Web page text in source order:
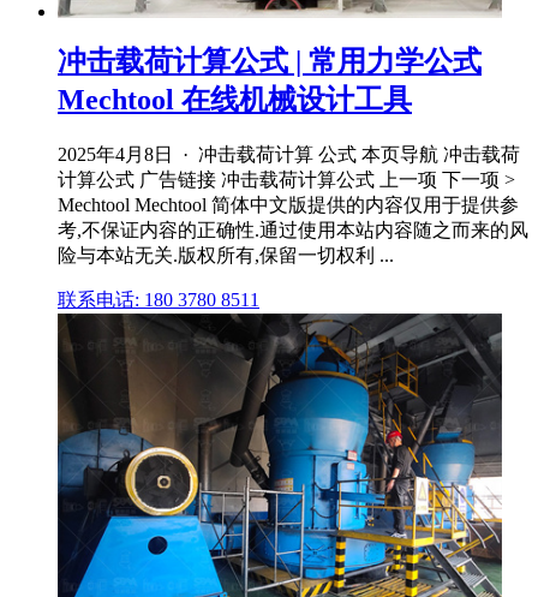
冲击载荷计算公式 | 常用力学公式
Mechtool 在线机械设计工具
2025年4月8日 · 冲击载荷计算 公式 本页导航 冲击载荷
计算公式 广告链接 冲击载荷计算公式 上一项 下一项 >
Mechtool Mechtool 简体中文版提供的内容仅用于提供参
考,不保证内容的正确性.通过使用本站内容随之而来的风
险与本站无关.版权所有,保留一切权利 ...
联系电话: 180 3780 8511